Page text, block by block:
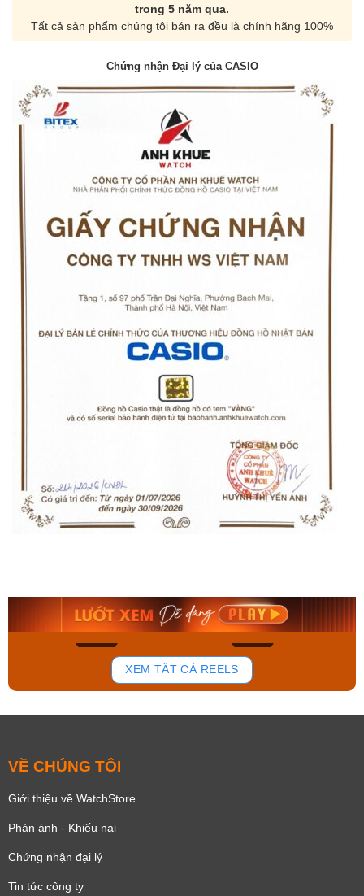
trong 5 năm qua.
Tất cả sản phẩm chúng tôi bán ra đều là chính hãng 100%
Chứng nhận Đại lý của CASIO
137
Mua ngay Mua ngay
XEM TẤT CẢ REELS
VỀ CHÚNG TÔI
Giới thiệu về WatchStore
Phản ánh - Khiếu nại
Chứng nhận đại lý
Tin tức công ty